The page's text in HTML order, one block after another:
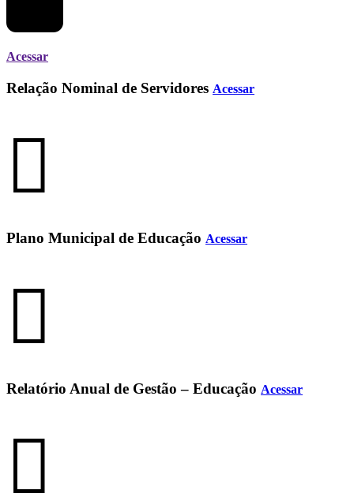
Acessar
Relação Nominal de Servidores Acessar
Plano Municipal de Educação Acessar
Relatório Anual de Gestão – Educação Acessar